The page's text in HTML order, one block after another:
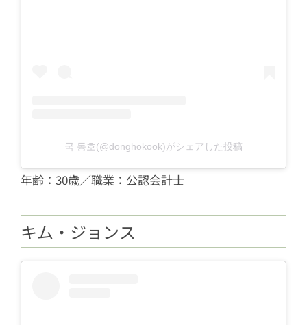
국 동호(@donghokook)がシェアした投稿
年齢：30歳／職業：公認会計士
キム・ジョンス